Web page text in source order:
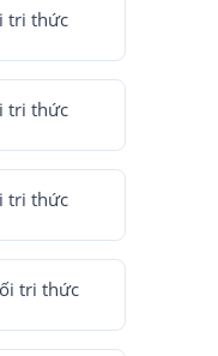
tri thức
tri thức
tri thức
tri thức